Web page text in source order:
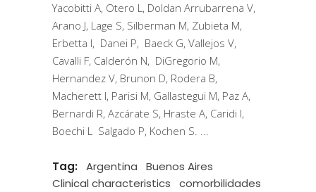
Yacobitti A, Otero L, Doldan Arrubarrena V,
Arano J, Lage S, Silberman M, Zubieta M,
Erbetta I, Danei P, Baeck G, Vallejos V,
Cavalli F, Calderón N, DiGregorio M,
Hernandez V, Brunon D, Rodera B,
Macherett I, Parisi M, Gallastegui M, Paz A,
Bernardi R, Azcárate S, Hraste A, Caridi I,
Boechi L Salgado P, Kochen S.
Tag: Argentina
Buenos Aires
Clinical characteristics
comorbilidades